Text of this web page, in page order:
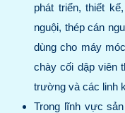
phát triển, thiết
nguội, thép cán
dùng cho máy
chày cối dập viên
trường và các linh
Trong lĩnh vực